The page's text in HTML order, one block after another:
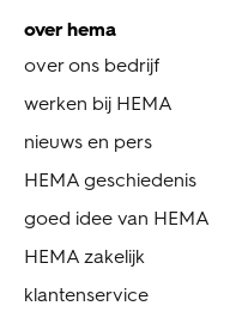
over hema
over ons bedrijf
werken bij HEMA
nieuws en pers
HEMA geschiedenis
goed idee van HEMA
HEMA zakelijk
klantenservice